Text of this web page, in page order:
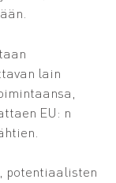
lain
EU: n
potentiaalisten